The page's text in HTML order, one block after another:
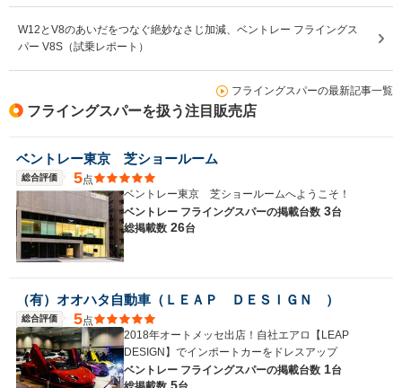
W12とV8のあいだをつなぐ絶妙なさじ加減、ベントレー フライングス
パー V8S（試乗レポート）
フライングスパーの最新記事一覧
フライングスパーを扱う注目販売店
ベントレー東京 芝ショールーム
総合評価 5点
ベントレー東京 芝ショールームへようこそ！
ベントレー フライングスパーの掲載台数 3台
総掲載数 26台
（有）オオハタ自動車（ＬＥＡＰ ＤＥＳＩＧＮ ）
総合評価 5点
2018年オートメッセ出店！自社エアロ【LEAP
DESIGN】でインポートカーをドレスアップ
ベントレー フライングスパーの掲載台数 1台
5